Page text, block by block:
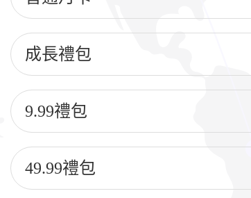
成長禮包
9.99禮包
49.99禮包